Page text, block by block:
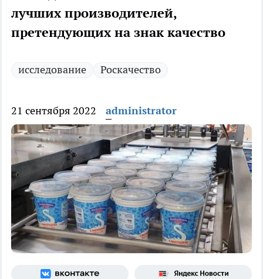
лучших производителей,
претендующих на знак качество
исследование Роскачество
21 сентября 2022 administrator